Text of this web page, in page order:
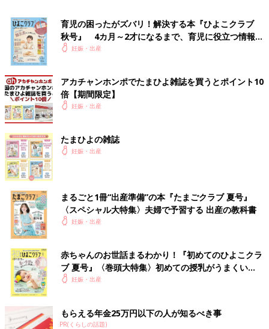
「私は薬を飲まずにやりすごしたいので、毎日マスクして寝てい
ます。マスクがないと、鼻づまりやのどの痛みがすごいです。空
気清浄機は寝室と玄関に置いてます」
「くしゃみとかで腹圧がかかるのもなーと思い、
担当医に相談して花粉症の漢方と目薬もらいましたよ。相談され
るとよいです。あとは花粉対策のメガネ使ってます」
●上着はウール素材よりもポリエステル素材
ウールの洋服は花粉がつきやすく、綿またはポリエステル素材の
ものは、花粉が付着しにくいといわれています。外出するときは
●髪はたばねてコンパクトにして、帽子を
髪の毛にも花粉が付着します。触れる部分が少ないほうがいいこ
とは間違いありません。髪が長い場合は、コンパクトにまとめ、
その上に帽子をかぶるといいでしょう。
●空気清浄機を使う
部屋に入った花粉を取り除く意味で、空気清浄機を使うのは効果
的です。加湿機能もついていると、鼻の粘膜を乾燥から守るだけ
でなく、空気中の花粉を床に落とす効果が期待できます。
育児の困ったがズバリ！解決する本『ひよこクラブ
秋号』 4カ月～2才になるまで、育児に役立つ情報が
いっぱい！
妊娠・出産
アカチャンホンポでたまひよ雑誌を買うとポイント10
倍【期間限定】
妊娠・出産
たまひよの雑誌
妊娠・出産
まるごと1冊“出産準備”の本『たまごクラブ 夏号』
〈スペシャル大特集〉夫婦で予習する 出産の教科書
妊娠・出産
赤ちゃんのお世話まるわかり！『初めてのひよこクラ
ブ 夏号』〈巻頭大特集〉初めての授乳がうまくい
く！ おっぱい・ミルクの基本と夏のトラブル 解決テ
妊娠・出産
もらえる年金25万円以下の人が知るべき事
PR(くらしの話題)